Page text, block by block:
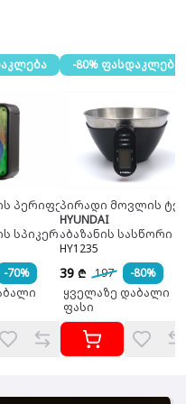
პერიფერია
სპიკერი
-70%
-80% ფასდაკლება
პირადი მოვლის
HYUNDAI
აბაზანის სასწორი
HY1235
39 ₾ 197
-80%
ყველაზე დაბალი
ფასი